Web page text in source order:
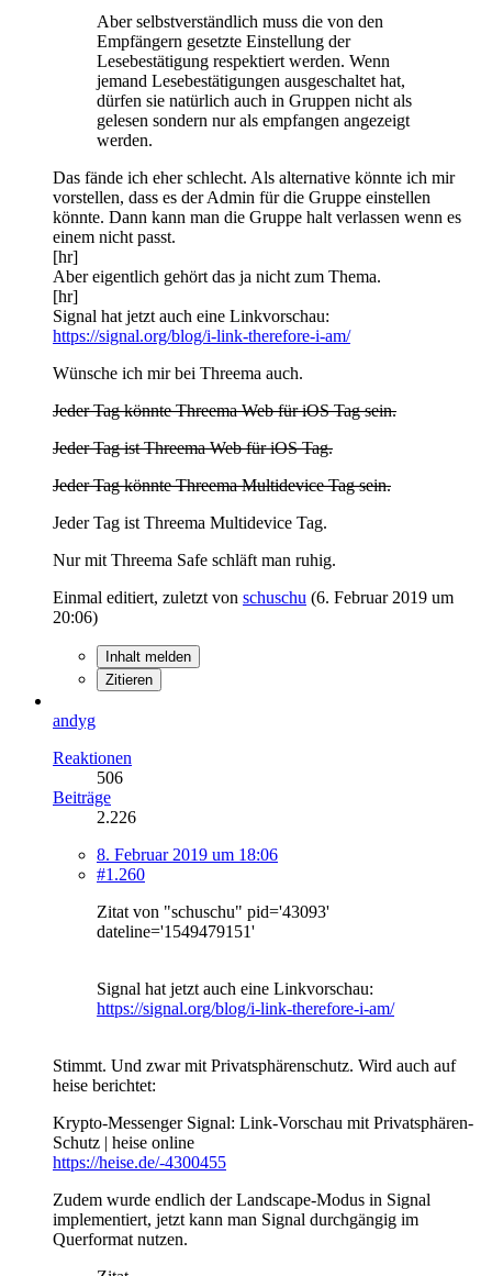
Aber selbstverständlich muss die von den
Empfängern gesetzte Einstellung der
Lesebestätigung respektiert werden. Wenn
jemand Lesebestätigungen ausgeschaltet hat,
dürfen sie natürlich auch in Gruppen nicht als
gelesen sondern nur als empfangen angezeigt
werden.
Das fände ich eher schlecht. Als alternative könnte ich mir
vorstellen, dass es der Admin für die Gruppe einstellen
könnte. Dann kann man die Gruppe halt verlassen wenn es
einem nicht passt.
[hr]
Aber eigentlich gehört das ja nicht zum Thema.
[hr]
Signal hat jetzt auch eine Linkvorschau:
https://signal.org/blog/i-link-therefore-i-am/
Wünsche ich mir bei Threema auch.
Jeder Tag könnte Threema Web für iOS Tag sein.
Jeder Tag ist Threema Web für iOS Tag.
Jeder Tag könnte Threema Multidevice Tag sein.
Jeder Tag ist Threema Multidevice Tag.
Nur mit Threema Safe schläft man ruhig.
Einmal editiert, zuletzt von schuschu (6. Februar 2019 um
20:06)
Inhalt melden
Zitieren
andyg
Reaktionen
506
Beiträge
2.226
8. Februar 2019 um 18:06
#1.260
Zitat von "schuschu" pid='43093'
dateline='1549479151'
Signal hat jetzt auch eine Linkvorschau:
https://signal.org/blog/i-link-therefore-i-am/
Stimmt. Und zwar mit Privatsphärenschutz. Wird auch auf
heise berichtet:
Krypto-Messenger Signal: Link-Vorschau mit Privatsphären-
Schutz | heise online
https://heise.de/-4300455
Zudem wurde endlich der Landscape-Modus in Signal
implementiert, jetzt kann man Signal durchgängig im
Querformat nutzen.